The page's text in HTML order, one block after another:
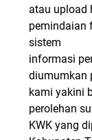
atau upload
pemindaian
sistem
informasi
diumumkan
kami yakini
perolehan
KWK yang